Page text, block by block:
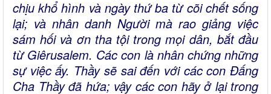
chịu khổ hình và ngày thứ ba từ cõi chết sống
lại; và nhân danh Người mà rao giảng việc
sám hối và ơn tha tội trong mọi dân, bắt đầu
từ Giêrusalem. Các con là nhân chứng những
sự việc ấy. Thầy sẽ sai đến với các con Ðấng
Cha Thầy đã hứa; vậy các con hãy ở lại trong